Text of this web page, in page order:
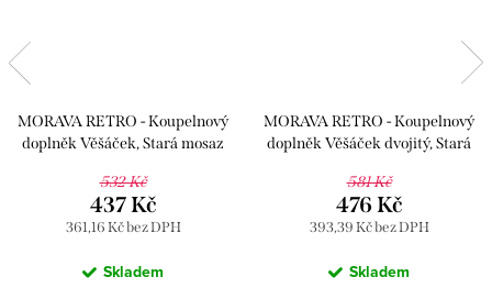
MORAVA RETRO - Koupelnový
doplněk Věšáček, Stará mosaz
Slezák
532 Kč
361,16 Kč bez DPH
437 Kč
Skladem
MORAVA RETRO - Koupelnový
doplněk Věšáček dvojitý, Stará
Slezák
581 Kč
393,39 Kč bez DPH
476 Kč
Skladem